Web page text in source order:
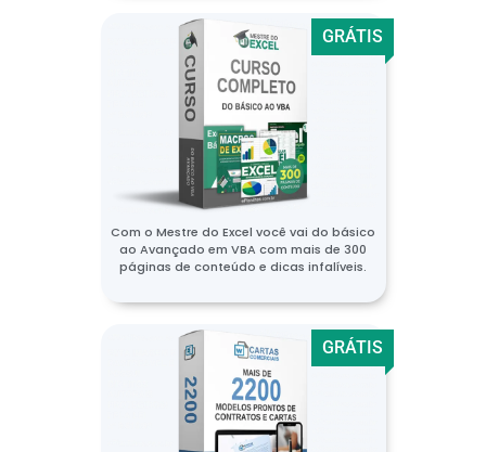
GRÁTIS
Com o Mestre do Excel você vai do básico
ao Avançado em VBA com mais de 300
páginas de conteúdo e dicas infalíveis.
GRÁTIS